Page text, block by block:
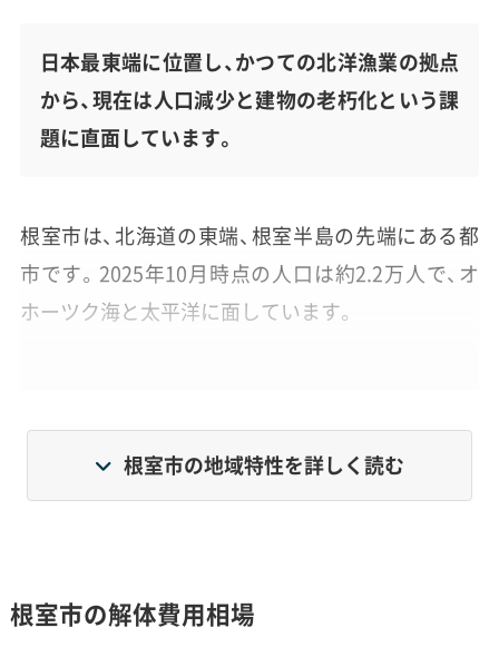
日本最東端に位置し、かつての北洋漁業の拠点
から、現在は人口減少と建物の老朽化という課
題に直面しています。
根室市は、北海道の東端、根室半島の先端にある都
市です。2025年10月時点の人口は約2.2万人で、オ
ホーツク海と太平洋に面しています。
くの古い建物の建て替えが大きな課題です。特に、
管理が行き届かない空き家の割合が約25%（2018年
根室市の地域特性を詳しく読む
根室市の解体費用相場